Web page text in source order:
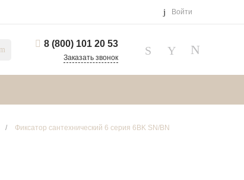
Войти
8 (800) 101 20 53
Заказать звонок
/ Фиксатор сантехнический 6 серия 6BK SN/BN